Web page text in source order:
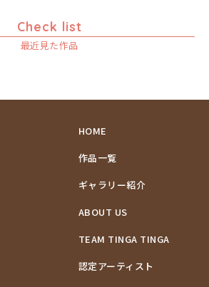
Check list
最近見た作品
HOME
作品一覧
ギャラリー紹介
ABOUT US
TEAM TINGA TINGA
認定アーティスト